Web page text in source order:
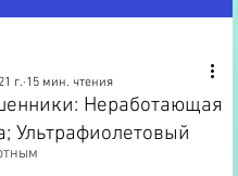
Неработающая
Ультрафиолетовый
г. 15 мин. чтения